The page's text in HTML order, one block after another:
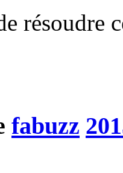
ce
fabuzz